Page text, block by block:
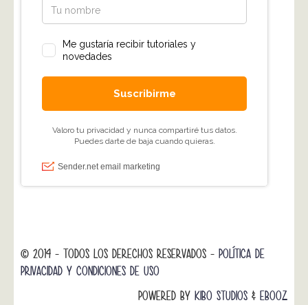
© 2014 - TODOS LOS DERECHOS RESERVADOS - POLÍTICA DE
PRIVACIDAD Y CONDICIONES DE USO
POWERED BY KIBO STUDIOS & EBOOZ